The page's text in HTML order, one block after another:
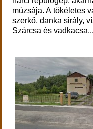
múzsája. A tökéletes
szerkő, danka sirály,
Szárcsa és